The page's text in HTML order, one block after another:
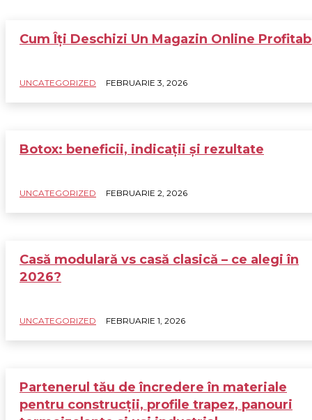
Cum Îți Deschizi Un Magazin Online
UNCATEGORIZED FEBRUARIE 3, 2026
Botox: beneficii, indicații și rezultate
UNCATEGORIZED FEBRUARIE 2, 2026
Casă modulară vs casă clasică – ce alegi în
2026?
UNCATEGORIZED FEBRUARIE 1, 2026
Partenerul tău de încredere în materiale
pentru construcții, profile trapez, panouri